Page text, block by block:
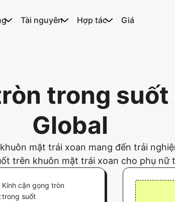
Tài nguyên Hợp tác Giá
trong
Global
mặt trái xoan mang đến trải
trên khuôn mặt trái xoan cho phụ nữ
Kính cận gọng tròn
trong suốt